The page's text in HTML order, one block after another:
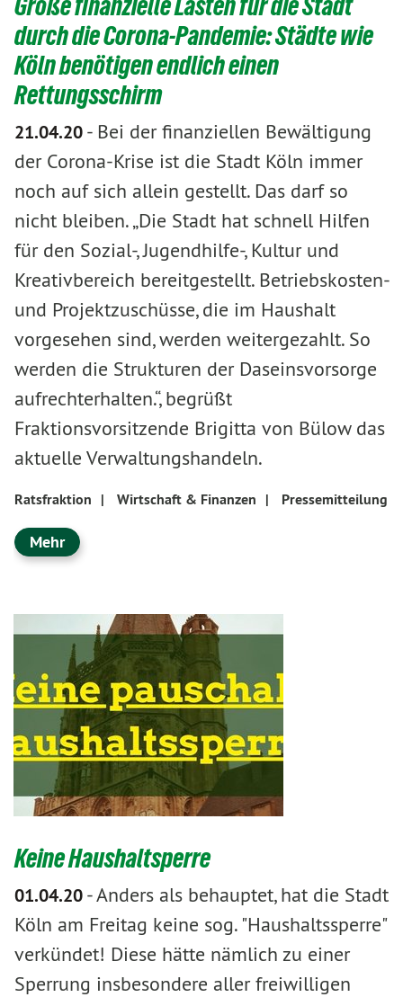
durch die Corona-Pandemie: Städte wie
Köln benötigen endlich einen
Rettungsschirm
21.04.20- Bei der finanziellen Bewältigung
der Corona-Krise ist die Stadt Köln immer
noch auf sich allein gestellt. Das darf so
nicht bleiben. „Die Stadt hat schnell Hilfen
für den Sozial-, Jugendhilfe-, Kultur und
Kreativbereich bereitgestellt. Betriebskosten-
und Projektzuschüsse, die im Haushalt
vorgesehen sind, werden weitergezahlt. So
werden die Strukturen der Daseinsvorsorge
aufrechterhalten.“, begrüßt
Fraktionsvorsitzende Brigitta von Bülow das
aktuelle Verwaltungshandeln.
Ratsfraktion | Wirtschaft & Finanzen | Pressemitteilung
Mehr
Keine Haushaltsperre
01.04.20-Anders als behauptet, hat die Stadt
Köln am Freitag keine sog. "Haushaltssperre"
verkündet! Diese hätte nämlich zu einer
Sperrung insbesondere aller freiwilligen